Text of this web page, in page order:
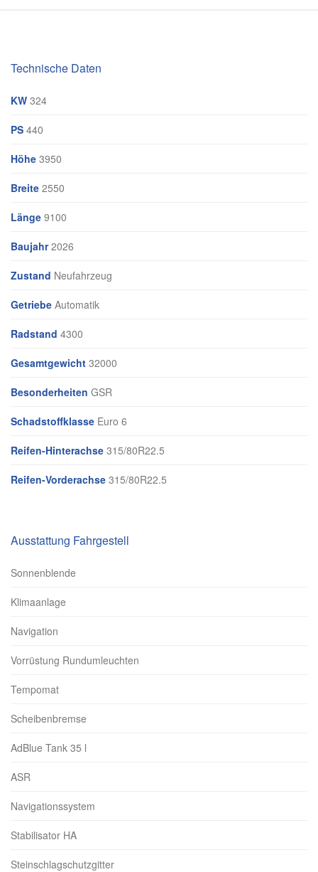
Technische Daten
KW 324
PS 440
Höhe 3950
Breite 2550
Länge 9100
Baujahr2026
Zustand Neufahrzeug
Getriebe Automatik
Radstand 4300
Gesamtgewicht 32000
Besonderheiten GSR
Schadstoffklasse Euro 6
Reifen-Hinterachse 315/80R22.5
Reifen-Vorderachse 315/80R22.5
Ausstattung Fahrgestell
Sonnenblende
Klimaanlage
Navigation
Vorrüstung Rundumleuchten
Tempomat
Scheibenbremse
AdBlue Tank 35 l
ASR
Navigationssystem
Stabilisator HA
Steinschlagschutzgitter